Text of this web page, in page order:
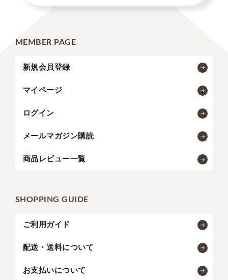
MEMBER PAGE
新規会員登録
マイページ
ログイン
メールマガジン購読
商品レビュー一覧
SHOPPING GUIDE
ご利用ガイド
配送・送料について
お支払いについて